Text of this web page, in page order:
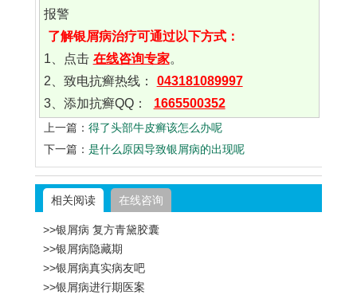
报警
了解银屑病治疗可通过以下方式：
1、点击 在线咨询专家。
2、致电抗癣热线：
043181089997
3、添加抗癣QQ：
1665500352
上一篇： 得了头部牛皮癣该怎么办呢
下一篇： 是什么原因导致银屑病的出现呢
相关阅读 在线咨询
>>银屑病 复方青黛胶囊
>>银屑病隐藏期
>>银屑病真实病友吧
>>银屑病进行期医案